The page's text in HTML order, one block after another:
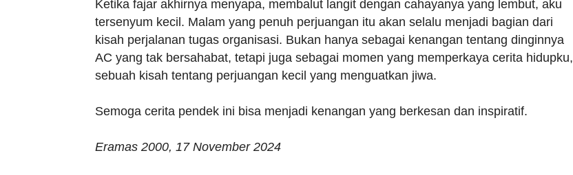
Ketika fajar akhirnya menyapa, membalut langit dengan cahayanya yang lembut, aku
tersenyum kecil. Malam yang penuh perjuangan itu akan selalu menjadi bagian dari
kisah perjalanan tugas organisasi. Bukan hanya sebagai kenangan tentang dinginnya
AC yang tak bersahabat, tetapi juga sebagai momen yang memperkaya cerita hidupku,
sebuah kisah tentang perjuangan kecil yang menguatkan jiwa.
Semoga cerita pendek ini bisa menjadi kenangan yang berkesan dan inspiratif.
Eramas 2000, 17 November 2024